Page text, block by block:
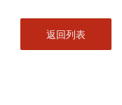
返回列表